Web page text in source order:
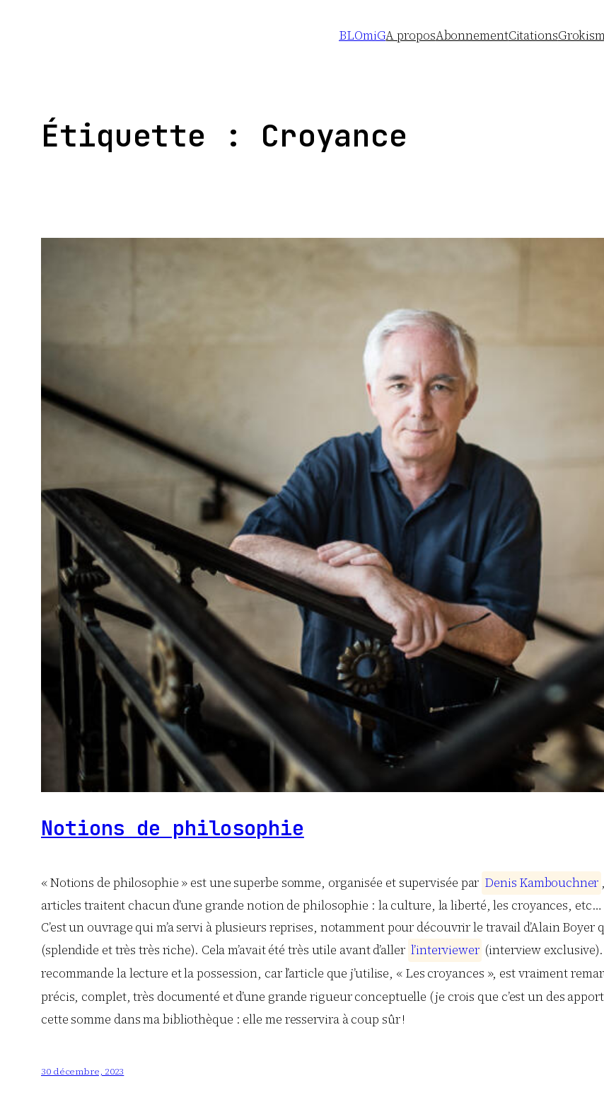
BLOmiGA proposAbonnementCitations
Étiquette : Croyance
Notions de philosophie
« Notions de philosophie » est une superbe somme, organisée et supervisée par Denis Kambouchner
articles traitent chacun d’une grande notion de philosophie : la culture, la liberté, les croyances, etc…
C’est un ouvrage qui m’a servi à plusieurs reprises, notamment pour découvrir le travail d’Alain Boyer
(splendide et très très riche). Cela m’avait été très utile avant d’aller l’interviewer (interview
recommande la lecture et la possession, car l’article que j’utilise, « Les croyances », est vraiment
précis, complet, très documenté et d’une grande rigueur conceptuelle (je crois que c’est un des
cette somme dans ma bibliothèque : elle me resservira à coup sûr !
30 décembre, 2023